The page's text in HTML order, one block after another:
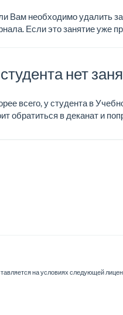
Вам необходимо удалить
Если это занятие уже
нет
всего, у студента в
обратиться в деканат и
на условиях следующей